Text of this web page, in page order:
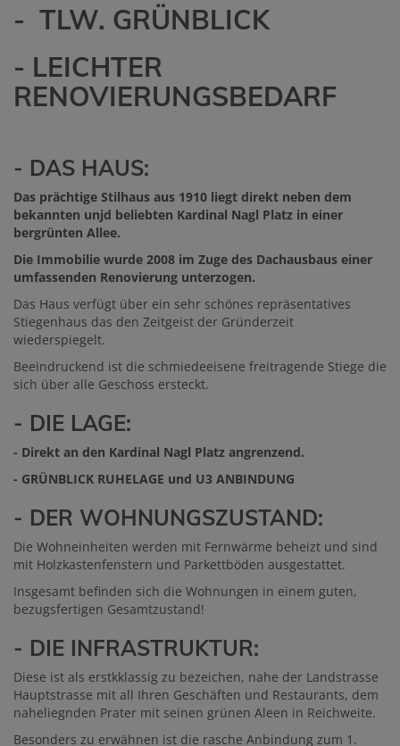
- TLW. GRÜNBLICK
- LEICHTER
RENOVIERUNGSBEDARF
- DAS HAUS:
Das prächtige Stilhaus aus 1910 liegt direkt neben dem
bekannten unjd beliebten Kardinal Nagl Platz in einer
bergrünten Allee.
Die Immobilie wurde 2008 im Zuge des Dachausbaus einer
umfassenden Renovierung unterzogen.
Das Haus verfügt über ein sehr schönes repräsentatives
Stiegenhaus das den Zeitgeist der Gründerzeit
wiederspiegelt.
Beeindruckend ist die schmiedeeisene freitragende Stiege die
sich über alle Geschoss ersteckt.
- DIE LAGE:
- Direkt an den Kardinal Nagl Platz angrenzend.
- GRÜNBLICK RUHELAGE und U3 ANBINDUNG
- DER WOHNUNGSZUSTAND:
Die Wohneinheiten werden mit Fernwärme beheizt und sind
mit Holzkastenfenstern und Parkettböden ausgestattet.
Insgesamt befinden sich die Wohnungen in einem guten,
bezugsfertigen Gesamtzustand!
- DIE INFRASTRUKTUR:
Diese ist als erstkklassig zu bezeichen, nahe der Landstrasse
Hauptstrasse mit all Ihren Geschäften und Restaurants, dem
naheliegnden Prater mit seinen grünen Aleen in Reichweite.
Besonders zu erwähnen ist die rasche Anbindung zum 1.